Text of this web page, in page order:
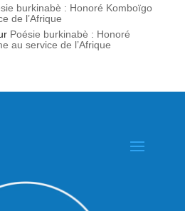
burkinabè : Honoré Komboïgo
de l’Afrique
Poésie burkinabè : Honoré
au service de l’Afrique